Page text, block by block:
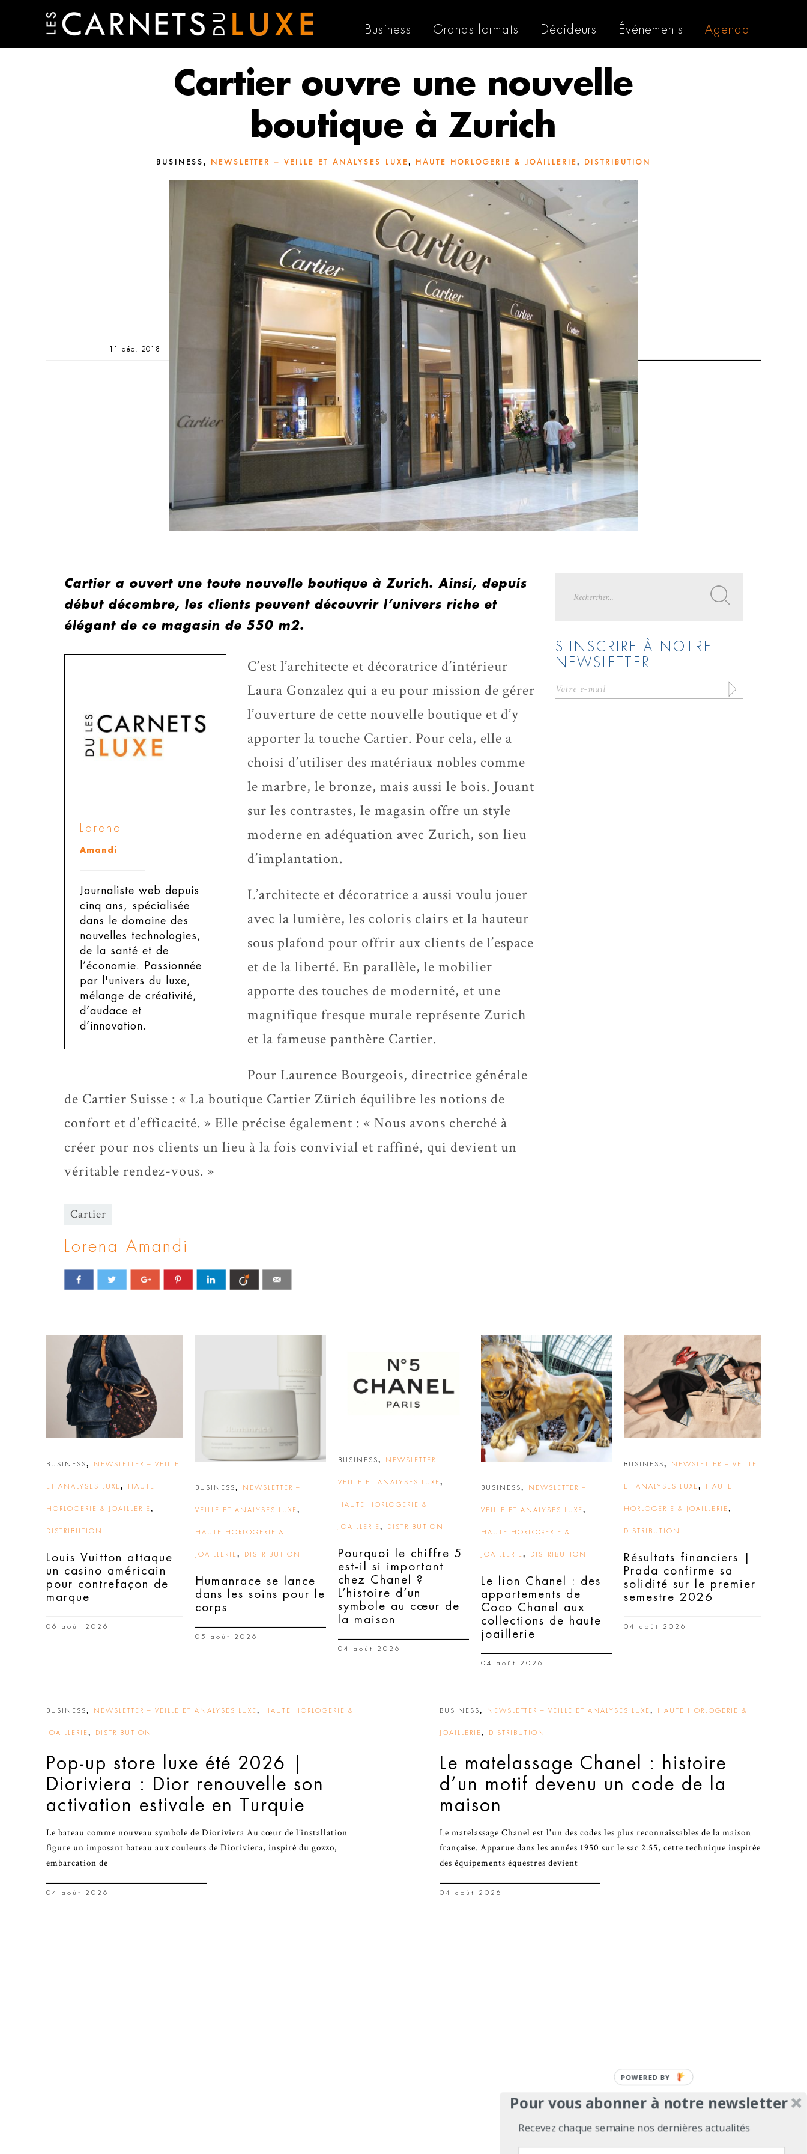
Business Grands formats Décideurs Événements Agenda
Cartier ouvre une nouvelle
boutique à Zurich
BUSINESS , NEWSLETTER – VEILLE ET ANALYSES LUXE, HAUTE HORLOGERIE & JOAILLERIE, DISTRIBUTION
11 déc. 2018
Cartier a ouvert une toute nouvelle boutique à Zurich. Ainsi, depuis
début décembre, les clients peuvent découvrir l’univers riche et
élégant de ce magasin de 550 m2.
Lorena
Amandi
Journaliste web depuis
cinq ans, spécialisée
dans le domaine des
nouvelles technologies,
de la santé et de
l’économie. Passionnée
par l'univers du luxe,
mélange de créativité,
d’audace et
d’innovation.
C’est l’architecte et décoratrice d’intérieur
Laura Gonzalez qui a eu pour mission de gérer
l’ouverture de cette nouvelle boutique et d’y
apporter la touche Cartier. Pour cela, elle a
choisi d’utiliser des matériaux nobles comme
le marbre, le bronze, mais aussi le bois. Jouant
sur les contrastes, le magasin offre un style
moderne en adéquation avec Zurich, son lieu
d’implantation.
L’architecte et décoratrice a aussi voulu jouer
avec la lumière, les coloris clairs et la hauteur
sous plafond pour offrir aux clients de l’espace
et de la liberté. En parallèle, le mobilier
apporte des touches de modernité, et une
magnifique fresque murale représente Zurich
et la fameuse panthère Cartier.
Pour Laurence Bourgeois, directrice générale
de Cartier Suisse : « La boutique Cartier Zürich équilibre les notions de
confort et d’efficacité. » Elle précise également : « Nous avons cherché à
créer pour nos clients un lieu à la fois convivial et raffiné, qui devient un
véritable rendez-vous. »
Cartier
Lorena Amandi
for:
S'INSCRIRE À NOTRE
NEWSLETTER
BUSINESS, NEWSLETTER – VEILLE
ET ANALYSES LUXE , HAUTE
HORLOGERIE & JOAILLERIE ,
DISTRIBUTION
Louis Vuitton attaque
un casino américain
pour contrefaçon de
marque
06 août 2026
BUSINESS, NEWSLETTER –
VEILLE ET ANALYSES LUXE ,
HAUTE HORLOGERIE &
JOAILLERIE , DISTRIBUTION
Humanrace se lance
dans les soins pour le
corps
05 août 2026
BUSINESS, NEWSLETTER –
VEILLE ET ANALYSES LUXE ,
HAUTE HORLOGERIE &
JOAILLERIE , DISTRIBUTION
Pourquoi le chiffre 5
est-il si important
chez Chanel ?
L’histoire d’un
symbole au cœur de
la maison
04 août 2026
BUSINESS, NEWSLETTER –
VEILLE ET ANALYSES LUXE ,
HAUTE HORLOGERIE &
JOAILLERIE , DISTRIBUTION
Le lion Chanel : des
appartements de
Coco Chanel aux
collections de haute
joaillerie
04 août 2026
BUSINESS, NEWSLETTER – VEILLE
ET ANALYSES LUXE , HAUTE
HORLOGERIE & JOAILLERIE ,
DISTRIBUTION
Résultats financiers |
Prada confirme sa
solidité sur le premier
semestre 2026
04 août 2026
BUSINESS, NEWSLETTER – VEILLE ET ANALYSES LUXE , HAUTE HORLOGERIE &
JOAILLERIE , DISTRIBUTION
Pop-up store luxe été 2026 |
Dioriviera : Dior renouvelle son
activation estivale en Turquie
Le bateau comme nouveau symbole de Dioriviera Au cœur de l’installation
figure un imposant bateau aux couleurs de Dioriviera, inspiré du gozzo,
embarcation de
04 août 2026
BUSINESS, NEWSLETTER – VEILLE ET ANALYSES LUXE , HAUTE HORLOGERIE &
JOAILLERIE , DISTRIBUTION
Le matelassage Chanel : histoire
d’un motif devenu un code de la
maison
Le matelassage Chanel est l'un des codes les plus reconnaissables de la maison
française. Apparue dans les années 1950 sur le sac 2.55, cette technique inspirée
des équipements équestres devient
04 août 2026
Pour vous abonner à notre newsletter
Recevez chaque semaine nos dernières actualités